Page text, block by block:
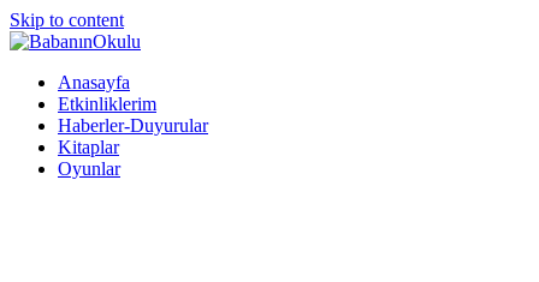
Skip to content
BabanınOkulu
Babanınokulu
Anasayfa
Etkinliklerim
Haberler-Duyurular
Kitaplar
Oyunlar